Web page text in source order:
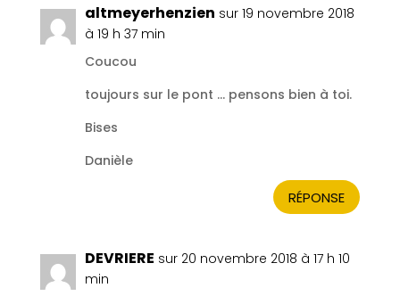
altmeyerhenzien sur 19 novembre 2018
à 19 h 37 min
Coucou
toujours sur le pont … pensons bien à toi.
Bises
Danièle
RÉPONSE
DEVRIERE sur 20 novembre 2018 à 17 h 10
min